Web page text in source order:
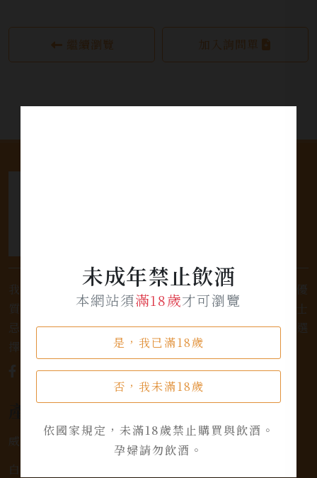
未成年禁止飲酒
本網站須滿18歲才可瀏覽
是，我已滿18歲
否，我未滿18歲
依國家規定，未滿18歲禁止購買與飲酒。
孕婦請勿飲酒。
繼續瀏覽 加入詢問單
我們是專業銷售威士忌及各式酒類的店家，為您提供優
質的選擇和卓越的服務。不論您是熱愛品味經典的威士
忌，或者尋求一款特殊的葡萄酒，我們都有廣泛的選
擇，滿足您的個人口味和喜好。
產品類別
威士忌
白蘭地